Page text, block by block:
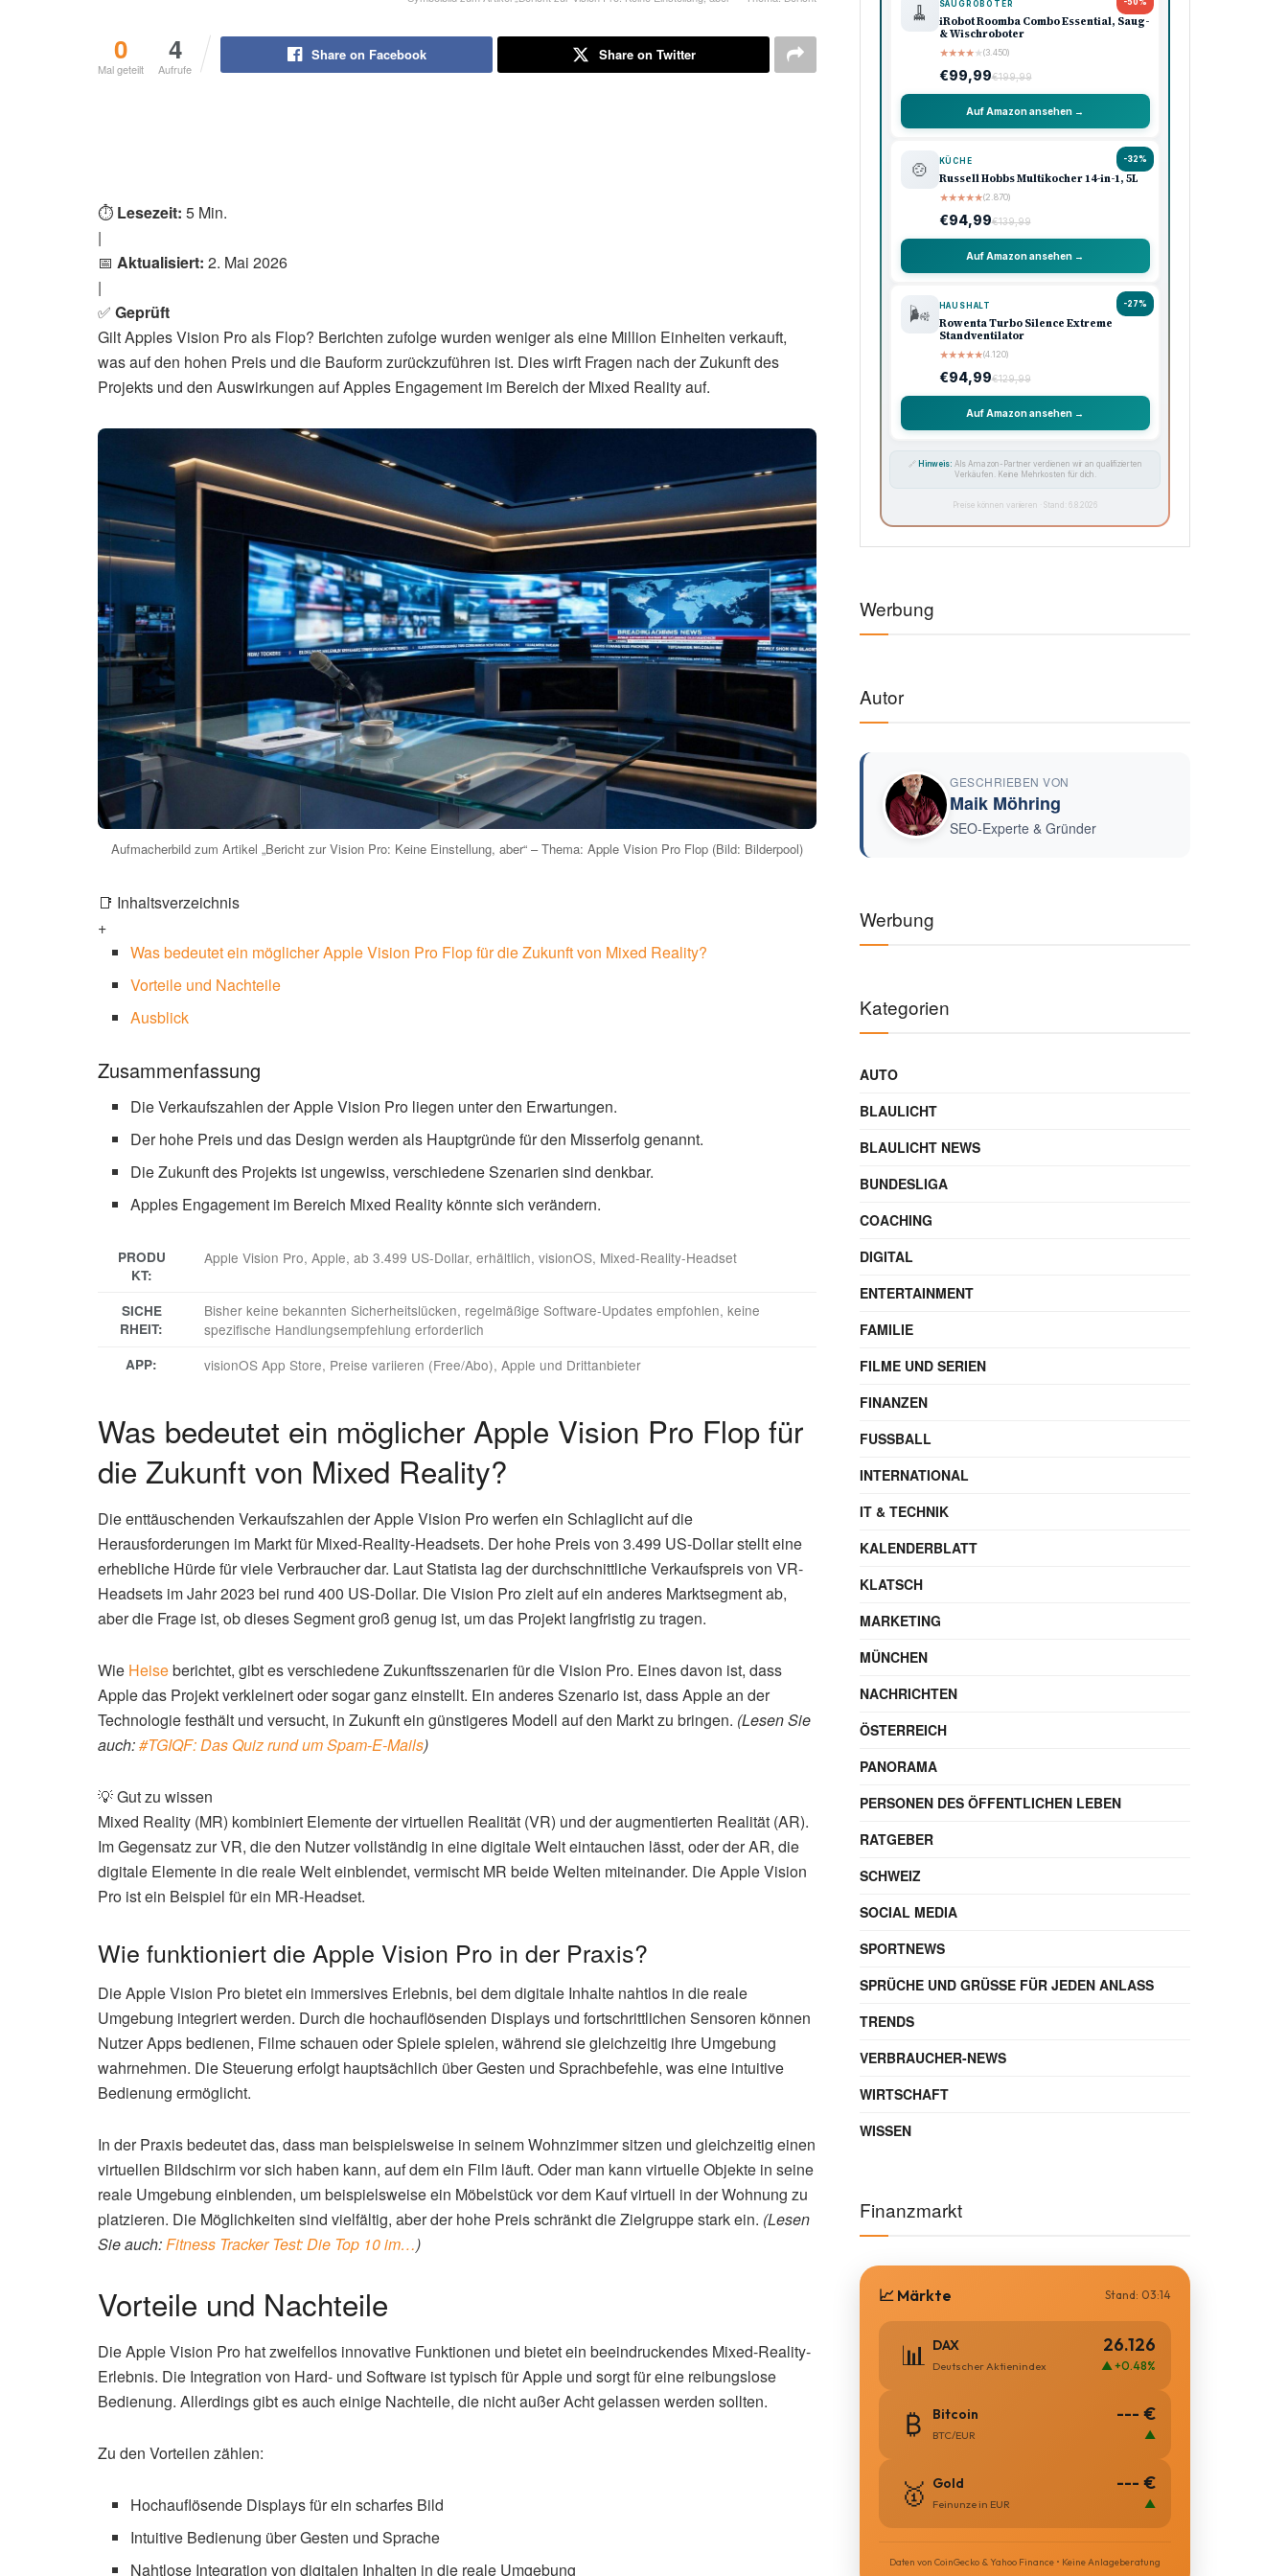
0
Mal geteilt
4
Aufrufe
Share on Facebook Share on Twitter
⏱️ Lesezeit: 5 Min.
|
📅 Aktualisiert: 2. Mai 2026
|
✅ Geprüft
Gilt Apples Vision Pro als Flop? Berichten zufolge wurden weniger als eine Million Einheiten verkauft,
was auf den hohen Preis und die Bauform zurückzuführen ist. Dies wirft Fragen nach der Zukunft des
Projekts und den Auswirkungen auf Apples Engagement im Bereich der Mixed Reality auf.
Aufmacherbild zum Artikel „Bericht zur Vision Pro: Keine Einstellung, aber“ – Thema: Apple Vision Pro Flop (Bild: Bilderpool)
📑 Inhaltsverzeichnis
+
Was bedeutet ein möglicher Apple Vision Pro Flop für die Zukunft von Mixed Reality?
Vorteile und Nachteile
Ausblick
Zusammenfassung
Die Verkaufszahlen der Apple Vision Pro liegen unter den Erwartungen.
Der hohe Preis und das Design werden als Hauptgründe für den Misserfolg genannt.
Die Zukunft des Projekts ist ungewiss, verschiedene Szenarien sind denkbar.
Apples Engagement im Bereich Mixed Reality könnte sich verändern.
PRODU
KT:
Apple Vision Pro, Apple, ab 3.499 US-Dollar, erhältlich, visionOS, Mixed-Reality-Headset
SICHE
RHEIT:
Bisher keine bekannten Sicherheitslücken, regelmäßige Software-Updates empfohlen, keine
spezifische Handlungsempfehlung erforderlich
APP: visionOS App Store, Preise variieren (Free/Abo), Apple und Drittanbieter
Was bedeutet ein möglicher Apple Vision Pro Flop für
die Zukunft von Mixed Reality?
Die enttäuschenden Verkaufszahlen der Apple Vision Pro werfen ein Schlaglicht auf die
Herausforderungen im Markt für Mixed-Reality-Headsets. Der hohe Preis von 3.499 US-Dollar stellt eine
erhebliche Hürde für viele Verbraucher dar. Laut Statista lag der durchschnittliche Verkaufspreis von VR-
Headsets im Jahr 2023 bei rund 400 US-Dollar. Die Vision Pro zielt auf ein anderes Marktsegment ab,
aber die Frage ist, ob dieses Segment groß genug ist, um das Projekt langfristig zu tragen.
Wie Heiseberichtet, gibt es verschiedene Zukunftsszenarien für die Vision Pro. Eines davon ist, dass
Apple das Projekt verkleinert oder sogar ganz einstellt. Ein anderes Szenario ist, dass Apple an der
Technologie festhält und versucht, in Zukunft ein günstigeres Modell auf den Markt zu bringen. (Lesen Sie
auch:#TGIQF: Das Quiz rund um Spam-E-Mails)
💡 Gut zu wissen
Mixed Reality (MR) kombiniert Elemente der virtuellen Realität (VR) und der augmentierten Realität (AR).
Im Gegensatz zur VR, die den Nutzer vollständig in eine digitale Welt eintauchen lässt, oder der AR, die
digitale Elemente in die reale Welt einblendet, vermischt MR beide Welten miteinander. Die Apple Vision
Pro ist ein Beispiel für ein MR-Headset.
Wie funktioniert die Apple Vision Pro in der Praxis?
Die Apple Vision Pro bietet ein immersives Erlebnis, bei dem digitale Inhalte nahtlos in die reale
Umgebung integriert werden. Durch die hochauflösenden Displays und fortschrittlichen Sensoren können
Nutzer Apps bedienen, Filme schauen oder Spiele spielen, während sie gleichzeitig ihre Umgebung
wahrnehmen. Die Steuerung erfolgt hauptsächlich über Gesten und Sprachbefehle, was eine intuitive
Bedienung ermöglicht.
In der Praxis bedeutet das, dass man beispielsweise in seinem Wohnzimmer sitzen und gleichzeitig einen
virtuellen Bildschirm vor sich haben kann, auf dem ein Film läuft. Oder man kann virtuelle Objekte in seine
reale Umgebung einblenden, um beispielsweise ein Möbelstück vor dem Kauf virtuell in der Wohnung zu
platzieren. Die Möglichkeiten sind vielfältig, aber der hohe Preis schränkt die Zielgruppe stark ein. (Lesen
Sie auch:Fitness Tracker Test: Die Top 10 im…)
Vorteile und Nachteile
Die Apple Vision Pro hat zweifellos innovative Funktionen und bietet ein beeindruckendes Mixed-Reality-
Erlebnis. Die Integration von Hard- und Software ist typisch für Apple und sorgt für eine reibungslose
Bedienung. Allerdings gibt es auch einige Nachteile, die nicht außer Acht gelassen werden sollten.
Zu den Vorteilen zählen:
Hochauflösende Displays für ein scharfes Bild
Intuitive Bedienung über Gesten und Sprache
Nahtlose Integration von digitalen Inhalten in die reale Umgebung
🧹 SAUGROBOTER
iRobot Roomba Combo Essential, Saug-
& Wischroboter
★★★★★(3.450)
€99,99€199,99
Auf Amazon ansehen →
-32%
🍲 KÜCHE
Russell Hobbs Multikocher 14-in-1, 5L
★★★★★(2.870)
€94,99€139,99
Auf Amazon ansehen →
-27%
🌬️ HAUSHALT
Rowenta Turbo Silence Extreme
Standventilator
★★★★★(4.120)
€94,99€129,99
Auf Amazon ansehen →
🔗 Hinweis: Als Amazon-Partner verdienen wir an qualifizierten
Verkäufen. Keine Mehrkosten für dich.
Preise können variieren · Stand: 6.8.2026
Werbung
Autor
GESCHRIEBEN VON
Maik Möhring
SEO-Experte & Gründer
Werbung
Kategorien
AUTO
BLAULICHT
BLAULICHT NEWS
BUNDESLIGA
COACHING
DIGITAL
ENTERTAINMENT
FAMILIE
FILME UND SERIEN
FINANZEN
FUSSBALL
INTERNATIONAL
IT & TECHNIK
KALENDERBLATT
KLATSCH
MARKETING
MÜNCHEN
NACHRICHTEN
ÖSTERREICH
PANORAMA
PERSONEN DES ÖFFENTLICHEN LEBEN
RATGEBER
SCHWEIZ
SOCIAL MEDIA
SPORTNEWS
SPRÜCHE UND GRÜSSE FÜR JEDEN ANLASS
TRENDS
VERBRAUCHER-NEWS
WIRTSCHAFT
WISSEN
Finanzmarkt
📈 Märkte Stand: 03:14
📊 DAX
Deutscher Aktienindex
26.126
▲ +0.48%
₿ Bitcoin
BTC/EUR
--- €
▲
🥇 Gold
Feinunze in EUR
--- €
▲
Daten von CoinGecko & Yahoo Finance • Keine Anlageberatung